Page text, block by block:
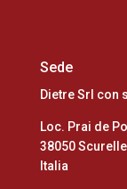
Sede
Dietre Srl con
Loc. Prai de
38050 Scurelle
Italia